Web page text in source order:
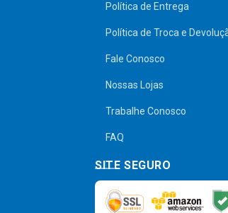
Política de Entrega
Política de Troca e
Fale Conosco
Nossas Lojas
Trabalhe Conosco
FAQ
SITE SEGURO